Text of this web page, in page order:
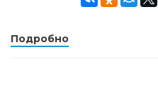
Подробно